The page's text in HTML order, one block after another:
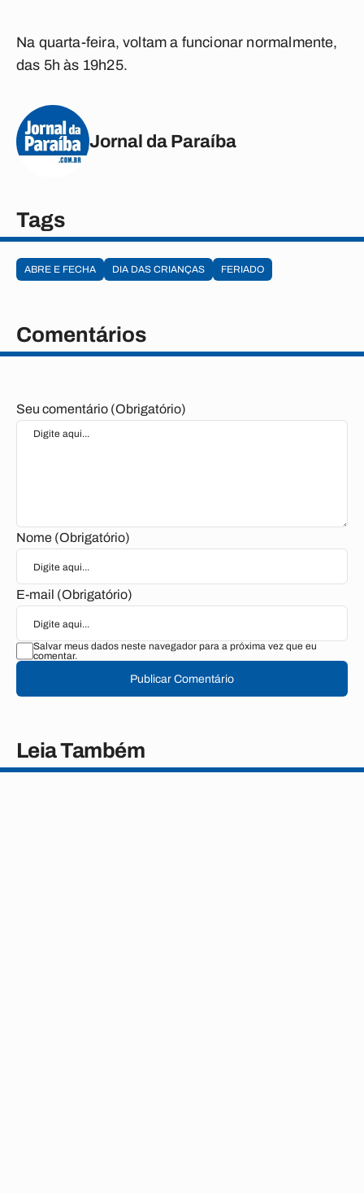
Na quarta-feira, voltam a funcionar normalmente,
das 5h às 19h25.
Jornal da Paraíba
Tags
ABRE E FECHA DIA DAS CRIANÇAS FERIADO
Comentários
Seu comentário (Obrigatório)
Nome (Obrigatório)
E-mail (Obrigatório)
Salvar meus dados neste navegador para a próxima vez que eu
comentar.
Publicar Comentário
Leia Também